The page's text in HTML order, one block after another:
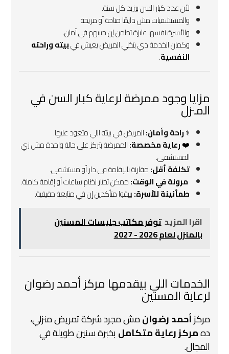
لأن عدد كبار السن بيزيد كل سنة.
والمستشفيات مش دايمًا متاحة أو مريحة.
والأسرة نفسها عايزة تطمن إن حبيبهم في أمان.
وكمان الخدمة دي بتخلي المريض يعيش فيبيته وراحته
النفسية.
مزايا وجود ممرضة لرعاية كبار السن في
المنزل
‍⚕️راحة وأمان:المريض في بيئته اللي متعود عليها.
❤️رعاية مخصصة:الممرضة بتركز على حالة واحدة مش زي
المستشفى.
تكلفة أقل:مقارنة بالإقامة في دار أو مستشفى.
مرونة في الوقت:ممكن تختار نظام ساعات أو إقامة كاملة.
طمأنينة للأسرة:بيبقوا متأكدين إن في متابعة حقيقية.
اقرا المزيد توفر مكاتب جليسات المسنين
بالمنزل لعام 2026 - 2027
الخدمات اللي بيقدمها مركز أحمد رضوان
لرعاية المسنين
مركزأحمد رضوانمش مجرد شركة تمريض منزلي،
دهمركز رعاية متكاملبخبرة سنين طويلة في
المجال.